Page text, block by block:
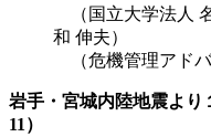
（国立大学法人
和 伸夫）
（危機管理アド
岩手・宮城内陸地震より
11）